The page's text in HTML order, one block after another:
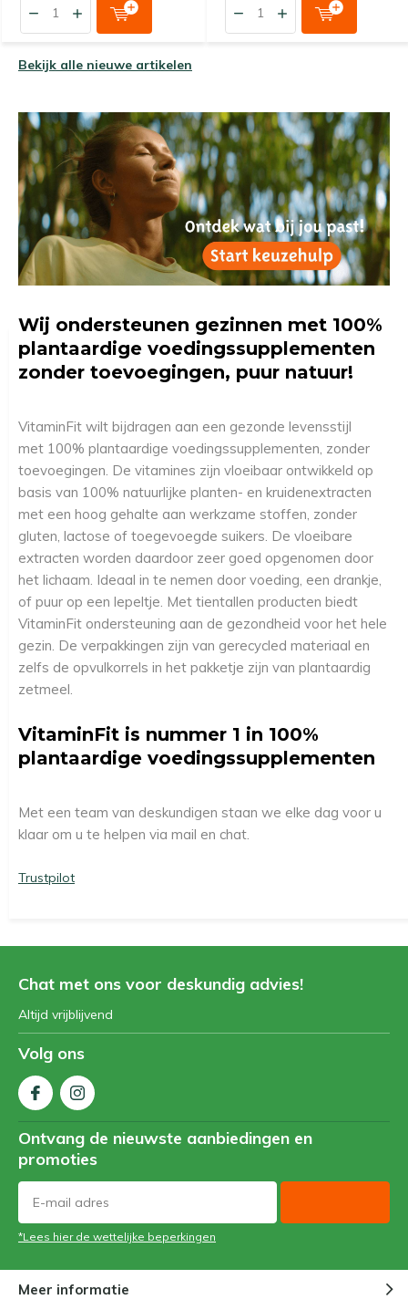
Bekijk alle nieuwe artikelen
Wij ondersteunen gezinnen met 100%
plantaardige voedingssupplementen
zonder toevoegingen, puur natuur!
VitaminFit wilt bijdragen aan een gezonde levensstijl
met 100% plantaardige voedingssupplementen, zonder
toevoegingen. De vitamines zijn vloeibaar ontwikkeld op
basis van 100% natuurlijke planten- en kruidenextracten
met een hoog gehalte aan werkzame stoffen, zonder
gluten, lactose of toegevoegde suikers. De vloeibare
extracten worden daardoor zeer goed opgenomen door
het lichaam. Ideaal in te nemen door voeding, een drankje,
of puur op een lepeltje. Met tientallen producten biedt
VitaminFit ondersteuning aan de gezondheid voor het hele
gezin. De verpakkingen zijn van gerecycled materiaal en
zelfs de opvulkorrels in het pakketje zijn van plantaardig
zetmeel.
VitaminFit is nummer 1 in 100%
plantaardige voedingssupplementen
Met een team van deskundigen staan we elke dag voor u
klaar om u te helpen via mail en chat.
Trustpilot
Chat met ons voor deskundig advies!
Altijd vrijblijvend
Volg ons
Ontvang de nieuwste aanbiedingen en
promoties
*Lees hier de wettelijke beperkingen
Meer informatie